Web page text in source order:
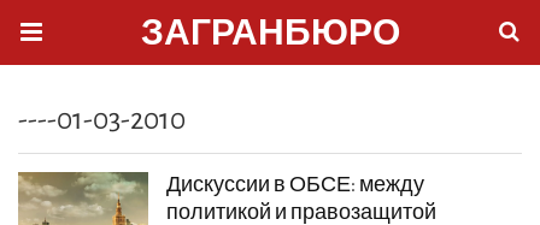
ЗАГРАНБЮРО
----01-03-2010
Дискуссии в ОБСЕ: между
политикой и правозащитой